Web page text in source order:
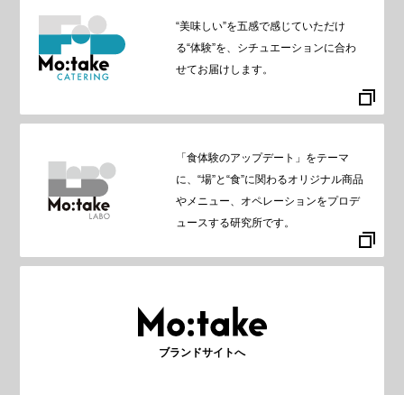
“美味しい”を五感で感じていただけ
る“体験”を、シチュエーションに合わ
せてお届けします。
「食体験のアップデート」をテーマ
に、“場”と“食”に関わるオリジナル商品
やメニュー、オペレーションをプロデ
ュースする研究所です。
ブランドサイトへ